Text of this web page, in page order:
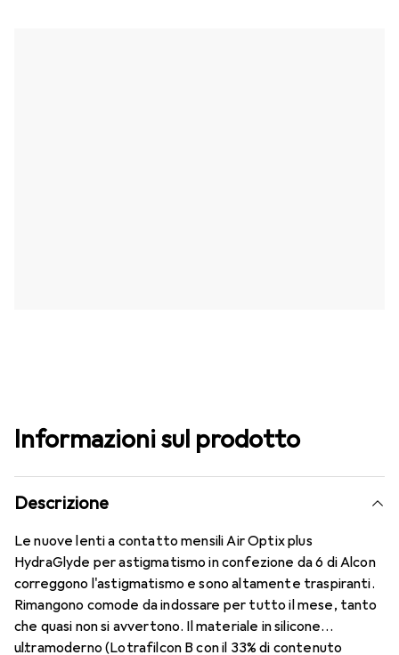
Informazioni sul prodotto
Descrizione
Le nuove lenti a contatto mensili Air Optix plus
HydraGlyde per astigmatismo in confezione da 6 di Alcon
correggono l'astigmatismo e sono altamente traspiranti.
Rimangono comode da indossare per tutto il mese, tanto
che quasi non si avvertono. Il materiale in silicone
ultramoderno (Lotrafilcon B con il 33% di contenuto